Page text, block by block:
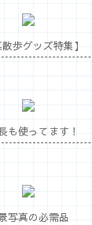
散歩グッズ特集】
も使ってます！
写真の必需品